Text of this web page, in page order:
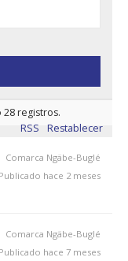
registros.
Restablecer
RSS
Comarca Ngäbe-Buglé
Publicado hace 2 meses
Comarca Ngäbe-Buglé
Publicado hace 7 meses